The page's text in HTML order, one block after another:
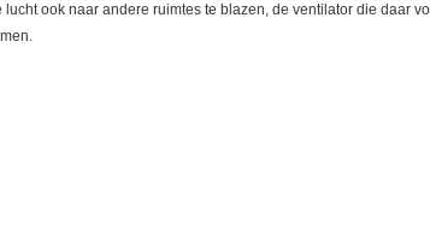
ook naar andere ruimtes te blazen, de ventilator die daar